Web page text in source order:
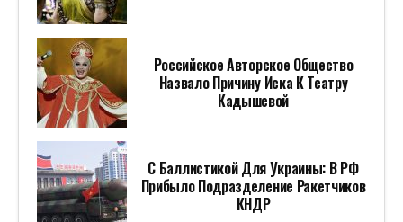
Российское Авторское Общество
Назвало Причину Иска К Театру
Кадышевой
С Баллистикой Для Украины: В РФ
Прибыло Подразделение Ракетчиков
КНДР